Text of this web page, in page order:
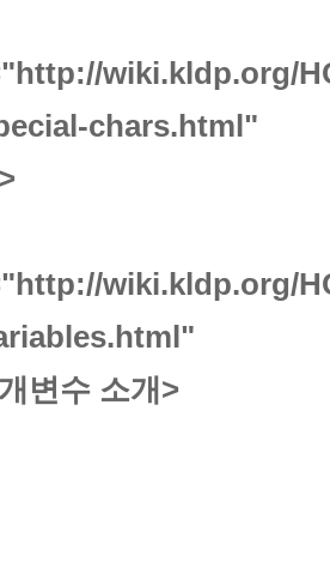
wiki.kldp.org/
chars.html"
wiki.kldp.org/
변수 소개 >